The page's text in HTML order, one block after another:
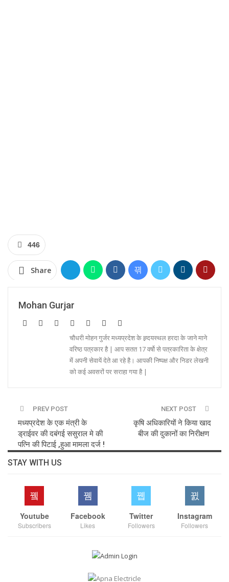
446
Share
Mohan Gurjar
चौधरी मोहन गुर्जर मध्यप्रदेश के ह्र्दयस्थल हरदा के जाने माने
वरिष्ठ पत्रकार है | आप सतत 17 वर्षो से पत्रकारिता के क्षेत्र
में अपनी सेवायें देते आ रहे है। आपकी निष्पक्ष और निडर लेखनी
को कई अवसरों पर सराहा गया है |
PREV POST
मध्यप्रदेश के एक मंत्री के
ड्राईवर की दबंगई ससुराल मे की
पत्नि की पिटाई ,हुआ मामला दर्ज !
NEXT POST
कृषि अधिकारियों ने किया खाद
बीज की दुकानों का निरीक्षण
STAY WITH US
Youtube
Subscribers
Facebook
Likes
Twitter
Followers
Instagram
Followers